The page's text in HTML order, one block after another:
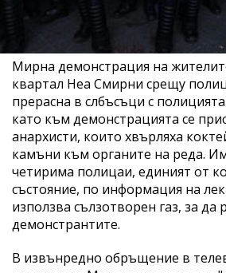
Мирна демонстрация на
квартал Неа Смирни срещу
прерасна в слбъсъци с
като към демонстрацията се
анархисти, които хвърляха
камъни към органите на реда.
четирима полицаи, единият от
състояние, по информация на
използва сълзотворен газ, за да
демонстрантите.
В извънредно обръщение в